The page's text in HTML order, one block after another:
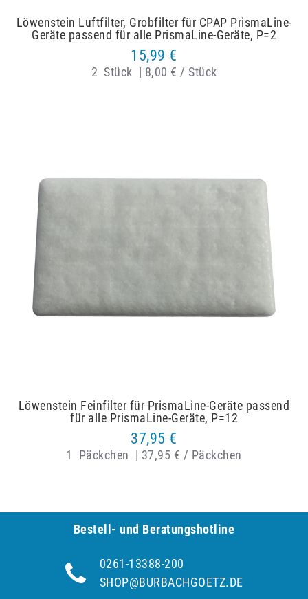
Löwenstein Luftfilter, Grobfilter für CPAP PrismaLine-
Geräte passend für alle PrismaLine-Geräte, P=2
15,99 €
2 Stück | 8,00 € / Stück
Löwenstein Feinfilter für PrismaLine-Geräte passend
für alle PrismaLine-Geräte, P=12
37,95 €
1 Päckchen | 37,95 € / Päckchen
Bestell- und Be­ra­tungs­hot­line
0261-13388-200
SHOP@BURBACHGOETZ.DE